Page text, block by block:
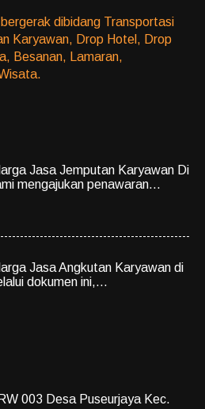
dibidang Transportasi
Karyawan, Drop Hotel, Drop
Besanan, Lamaran,
Jasa Jemputan Karyawan Di
mengajukan penawaran...
Jasa Angkutan Karyawan di
dokumen ini,...
003 Desa Puseurjaya Kec.